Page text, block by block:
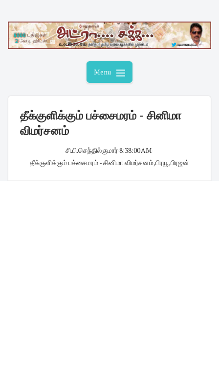
content
Menu
தீக்குளிக்கும் பச்சைமரம் - சினிமா
விமர்சனம்
சி.பி.செந்தில்குமார்8:38:00 AM
தீக்குளிக்கும் பச்சைமரம் - சினிமா விமர்சனம்,பிரயூ,பிரஜன்